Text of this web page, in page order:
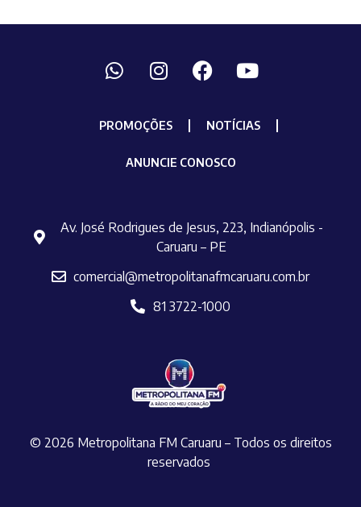
PROMOÇÕES NOTÍCIAS
ANUNCIE CONOSCO
Av. José Rodrigues de Jesus, 223, Indianópolis -
Caruaru – PE
comercial@metropolitanafmcaruaru.com.br
81 3722-1000
© 2026 Metropolitana FM Caruaru – Todos os direitos
reservados